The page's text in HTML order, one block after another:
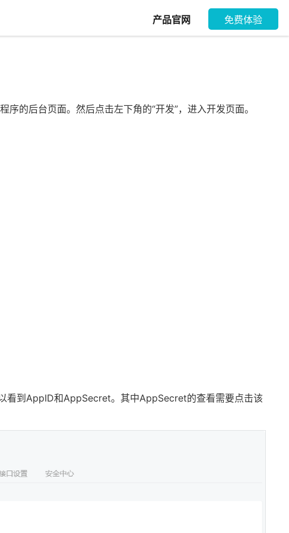
产品官网 免费体验
的后台页面。然后点击左下角的“开发”，进入开发页面。
看到AppID和AppSecret。其中AppSecret的查看需要点击该